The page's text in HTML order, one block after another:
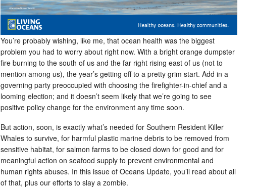
You’re probably wishing, like me, that ocean health was the biggest
problem you had to worry about right now. With a bright orange dumpster
fire burning to the south of us and the far right rising east of us (not to
mention among us), the year’s getting off to a pretty grim start. Add in a
governing party preoccupied with choosing the firefighter-in-chief and a
looming election; and it doesn’t seem likely that we’re going to see
positive policy change for the environment any time soon.
But action, soon, is exactly what’s needed for Southern Resident Killer
Whales to survive, for harmful plastic marine debris to be removed from
sensitive habitat, for salmon farms to be closed down for good and for
meaningful action on seafood supply to prevent environmental and
human rights abuses. In this issue of Oceans Update, you’ll read about all
of that, plus our efforts to slay a zombie.